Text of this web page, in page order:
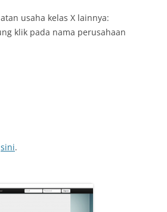
usaha kelas X lainnya:
klik pada nama perusahaan
sini.